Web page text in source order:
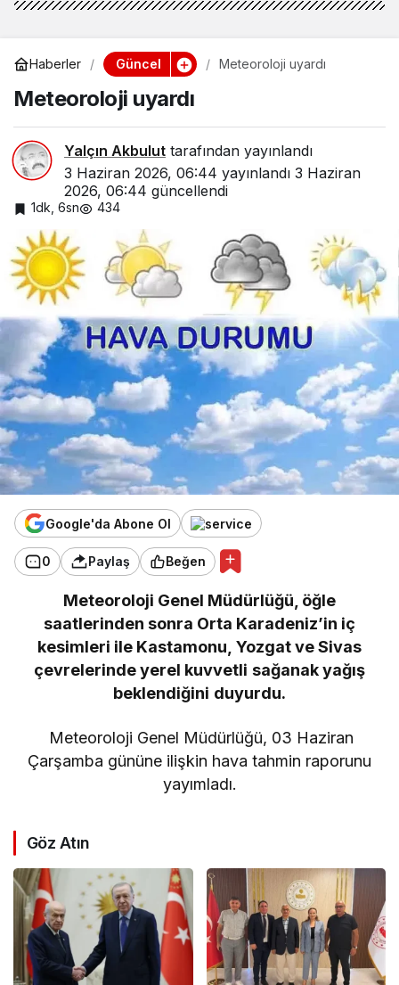
Haberler Güncel Meteoroloji uyardı
Meteoroloji uyardı
Yalçın Akbulut tarafından yayınlandı
3 Haziran 2026, 06:44 yayınlandı 3 Haziran
2026, 06:44 güncellendi
1dk, 6sn 434
Google'da Abone Ol
0 Paylaş Beğen
Meteoroloji Genel Müdürlüğü, öğle
saatlerinden sonra Orta Karadeniz’in iç
kesimleri ile Kastamonu, Yozgat ve Sivas
çevrelerinde yerel kuvvetli sağanak yağış
beklendiğini duyurdu.
Meteoroloji Genel Müdürlüğü, 03 Haziran
Çarşamba gününe ilişkin hava tahmin raporunu
yayımladı.
Göz Atın